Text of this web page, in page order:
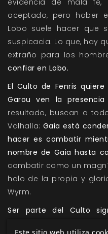
aceptado, pero haber
Lobo suele hacer que
suspicacia. Lo que, hay
extraño para los
confiar en Lobo.
El Culto de Fenris
Garou ven la
resultado, buscan a
Valhalla: Gaia está
hacer es combatir
nombre de Gaia hasta
combatir como un
halo de la propia y
Wyrm.
Ser parte del Culto